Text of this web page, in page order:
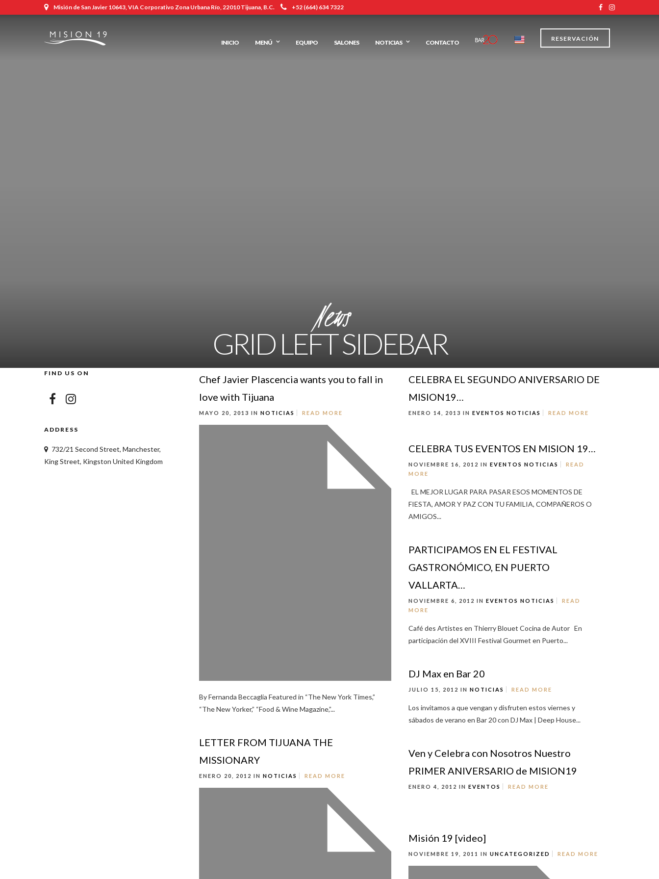
Misión de San Javier 10643, VIA Corporativo Zona Urbana Río, 22010 Tijuana, B.C. +52 (664) 634 7322
RESERVACIÓN
INICIO MENÚ EQUIPO SALONES NOTICIAS CONTACTO
News
GRID LEFT SIDEBAR
Chef Javier Plascencia wants you to fall in
love with Tijuana
MAYO 20, 2013 IN NOTICIAS READ MORE
By Fernanda Beccaglia Featured in “The New York Times,”
“The New Yorker,” “Food & Wine Magazine,”...
CELEBRA EL SEGUNDO ANIVERSARIO DE
MISION19…
ENERO 14, 2013 IN EVENTOS NOTICIAS READ MORE
CELEBRA TUS EVENTOS EN MISION 19…
NOVIEMBRE 16, 2012 IN EVENTOS NOTICIAS
READ
MORE
EL MEJOR LUGAR PARA PASAR ESOS MOMENTOS DE
FIESTA, AMOR Y PAZ CON TU FAMILIA, COMPAÑEROS O
AMIGOS...
PARTICIPAMOS EN EL FESTIVAL
GASTRONÓMICO, EN PUERTO
VALLARTA…
NOVIEMBRE 6, 2012 IN EVENTOS NOTICIAS
READ
MORE
Café des Artistes en Thierry Blouet Cocina de Autor En
participación del XVIII Festival Gourmet en Puerto...
DJ Max en Bar 20
JULIO 15, 2012 IN NOTICIAS READ MORE
Los invitamos a que vengan y disfruten estos viernes y
sábados de verano en Bar 20 con DJ Max | Deep House...
LETTER FROM TIJUANA THE
MISSIONARY
ENERO 20, 2012 IN NOTICIAS READ MORE
Ven y Celebra con Nosotros Nuestro
PRIMER ANIVERSARIO de MISION19
ENERO 4, 2012 IN EVENTOS READ MORE
Misión 19 [video]
NOVIEMBRE 19, 2011 IN UNCATEGORIZED READ MORE
FIND US ON
ADDRESS
732/21 Second Street, Manchester,
King Street, Kingston United Kingdom